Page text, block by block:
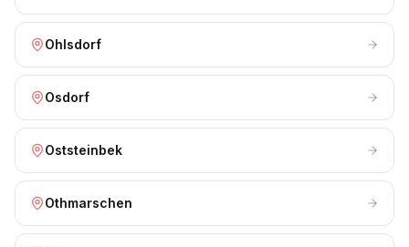
Ohlsdorf
Osdorf
Oststeinbek
Othmarschen